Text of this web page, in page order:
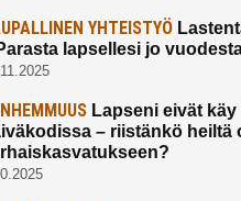
YHTEISTYÖ
lapsellesi jo
Lapseni eivät käy
– riistänkö heiltä